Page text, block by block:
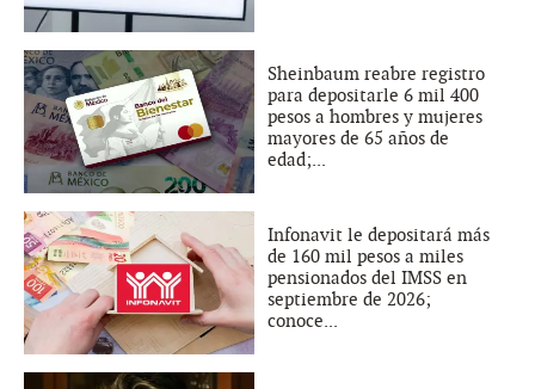
Sheinbaum reabre registro
para depositarle 6 mil 400
pesos a hombres y mujeres
mayores de 65 años de
edad;...
Infonavit le depositará más
de 160 mil pesos a miles
pensionados del IMSS en
septiembre de 2026;
conoce...